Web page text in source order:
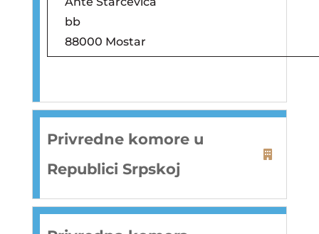
bb
88000 Mostar
Privredne komore u
Republici Srpskoj